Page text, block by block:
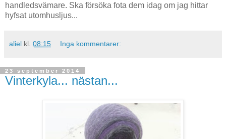
handledsvämare. Ska försöka fota dem idag om jag hittar
hyfsat utomhusljus...
aliel kl. 08:15 Inga kommentarer:
23 september 2014
Vinterkyla... nästan...